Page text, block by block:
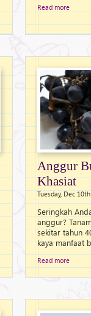
Read more
Anggur
Khasiat
Tuesday, Dec
Seringkah
anggur?
sekitar tahun
kaya manfaat
Read more